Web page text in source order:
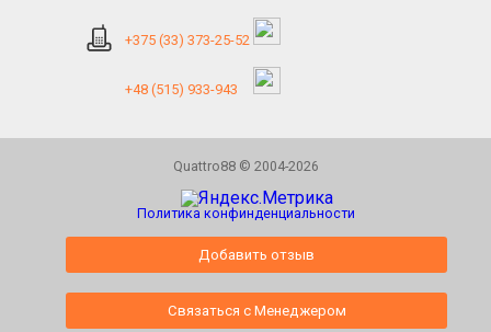
+375 (33) 373-25-52
+48 (515) 933-943
Quattro88 © 2004-2026
Политика конфинденциальности
Добавить отзыв
Связаться с Менеджером